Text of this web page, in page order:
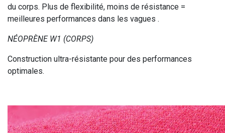
du corps. Plus de flexibilité, moins de résistance =
meilleures performances dans les vagues .
NÉOPRÈNE W1 (CORPS)
Construction ultra-résistante pour des performances
optimales.